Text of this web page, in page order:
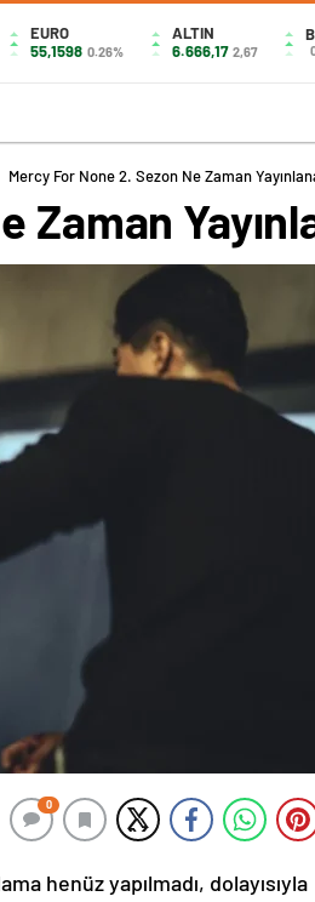
EURO
55,1598 0.26%
ALTIN
6.666,17 2,67
Mercy For None 2. Sezon Ne Zaman
Zaman
0
henüz yapılmadı, dolayısıyla